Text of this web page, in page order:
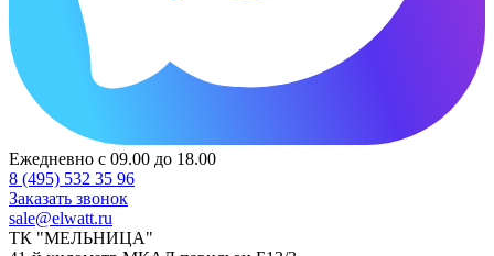
Ежедневно с 09.00 до 18.00
8 (495) 532 35 96
Заказать звонок
sale@elwatt.ru
ТК "МЕЛЬНИЦА"